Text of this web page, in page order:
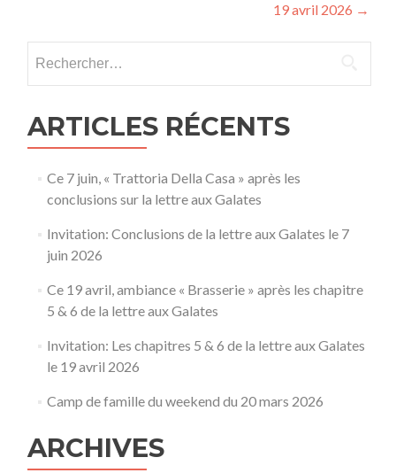
19 avril 2026 →
ARTICLES RÉCENTS
Ce 7 juin, « Trattoria Della Casa » après les
conclusions sur la lettre aux Galates
Invitation: Conclusions de la lettre aux Galates le 7
juin 2026
Ce 19 avril, ambiance « Brasserie » après les chapitre
5 & 6 de la lettre aux Galates
Invitation: Les chapitres 5 & 6 de la lettre aux Galates
le 19 avril 2026
Camp de famille du weekend du 20 mars 2026
ARCHIVES